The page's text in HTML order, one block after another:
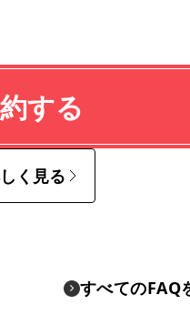
する
く見る
すべてのFAQ